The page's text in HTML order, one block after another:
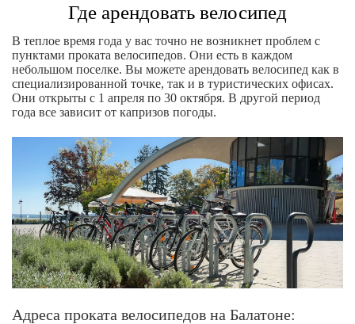
Где арендовать велосипед
В теплое время года у вас точно не возникнет проблем с
пунктами проката велосипедов. Они есть в каждом
небольшом поселке. Вы можете арендовать велосипед как в
специализированной точке, так и в туристических офисах.
Они открыты с 1 апреля по 30 октября. В другой период
года все зависит от капризов погоды.
Адреса проката велосипедов на Балатоне: